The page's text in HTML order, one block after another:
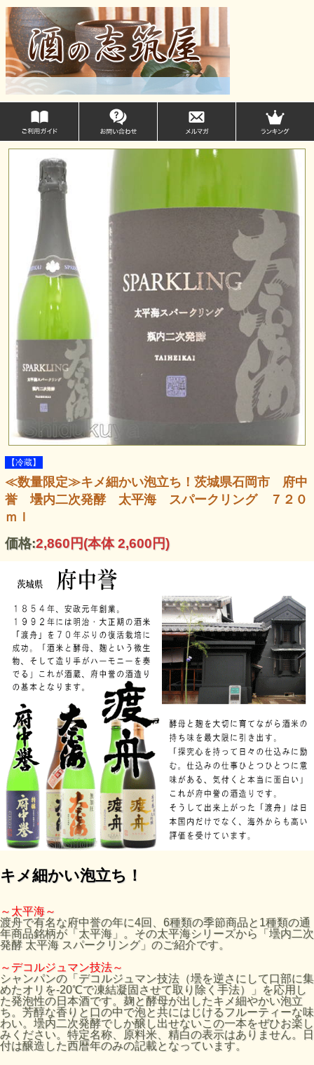
【冷蔵】
≪数量限定≫キメ細かい泡立ち！茨城県石岡市 府中
誉 壜内二次発酵 太平海 スパークリング ７２０
ｍｌ
価格:2,860円(本体 2,600円)
キメ細かい泡立ち！
～太平海～
渡舟で有名な府中誉の年に4回、6種類の季節商品と1種類の通
年商品銘柄が「太平海」。その太平海シリーズから「壜内二次
発酵 太平海 スパークリング」のご紹介です。
～デコルジュマン技法～
シャンパンの「デコルジュマン技法（壜を逆さにして口部に集
めたオリを-20℃で凍結凝固させて取り除く手法）」を応用し
た発泡性の日本酒です。麹と酵母が出したキメ細やかい泡立
ち。芳醇な香りと口の中で泡と共にはじけるフルーティーな味
わい。壜内二次発酵でしか醸し出せないこの一本をぜひお楽し
みください。特定名称、原料米、精白の表示はありません。日
付は醸造した西暦年のみの記載となっています。